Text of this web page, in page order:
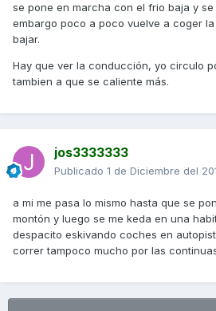
se pone en marcha con el frio baja y se
embargo poco a poco vuelve a coger
bajar.
Hay que ver la conducción, yo circulo
tambien a que se caliente más.
jos3333333
Publicado 1 de Diciembre del
a mi me pasa lo mismo hasta que se
montón y luego se me keda en una
despacito eskivando coches en
correr tampoco mucho por las